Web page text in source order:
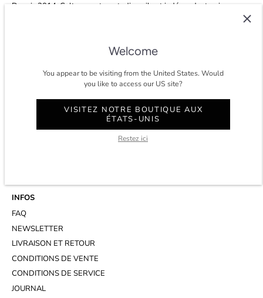
Depuis 2014, Coltesse est un studio agile et indépendant qui
développe un vestiaire masculin intemporel et éco-conscient à Paris.
CONTACT
SERVICE CLIENT
INFOS
FAQ
NEWSLETTER
LIVRAISON ET RETOUR
CONDITIONS DE VENTE
CONDITIONS DE SERVICE
JOURNAL
Welcome
You appear to be visiting from the United States. Would
you like to access our US site?
VISITEZ NOTRE BOUTIQUE AUX
ÉTATS-UNIS
Restez ici